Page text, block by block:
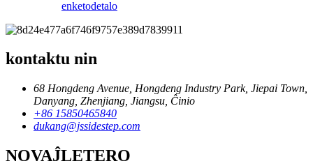
enketodetalo
kontaktu nin
68 Hongdeng Avenue, Hongdeng Industry Park, Jiepai Town,
Danyang, Zhenjiang, Jiangsu, Ĉinio
+86 15850465840
dukang@jssidestep.com
NOVAĴLETERO